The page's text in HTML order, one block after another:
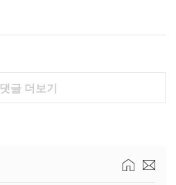
댓글 더보기